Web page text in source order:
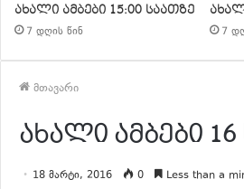
ახალი ამბები 15:00 საათზე
7 დღის წინ 7
მთავარი
ახალი ამბები
18 მარტი, 2016 0 Less than a